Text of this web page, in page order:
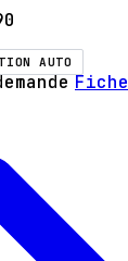
AUTO
Fiche